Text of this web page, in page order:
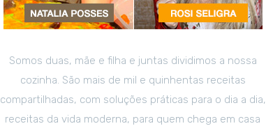
Somos duas, mãe e filha e juntas dividimos a nossa
cozinha. São mais de mil e quinhentas receitas
compartilhadas, com soluções práticas para o dia a dia,
receitas da vida moderna, para quem chega em casa